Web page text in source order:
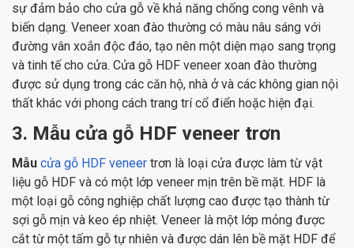
sự đảm bảo cho cửa gỗ về khả năng chống cong vênh và
biến dạng. Veneer xoan đào thường có màu nâu sáng với
đường vân xoắn độc đáo, tạo nên một diện mạo sang trọng
và tinh tế cho cửa. Cửa gỗ HDF veneer xoan đào thường
được sử dụng trong các căn hộ, nhà ở và các không gian nội
thất khác với phong cách trang trí cổ điển hoặc hiện đại.
3. Mẫu cửa gỗ HDF veneer trơn
Mẫu cửa gỗ HDF veneer trơn là loại cửa được làm từ vật
liệu gỗ HDF và có một lớp veneer mịn trên bề mặt. HDF là
một loại gỗ công nghiệp chất lượng cao được tạo thành từ
sợi gỗ mịn và keo ép nhiệt. Veneer là một lớp mỏng được
cắt từ một tấm gỗ tự nhiên và được dán lên bề mặt HDF để